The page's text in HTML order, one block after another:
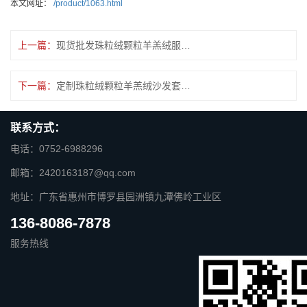
本文网址： /product/1063.html
上一篇：
下一篇：
联系方式：
电话：0752-6988296
邮箱：2420163187@qq.com
地址：广东省惠州市博罗县园洲镇九潭佛岭工业区
136-8086-7878
服务热线